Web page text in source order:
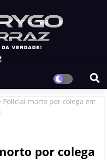
Policial morto por colega em
por colega